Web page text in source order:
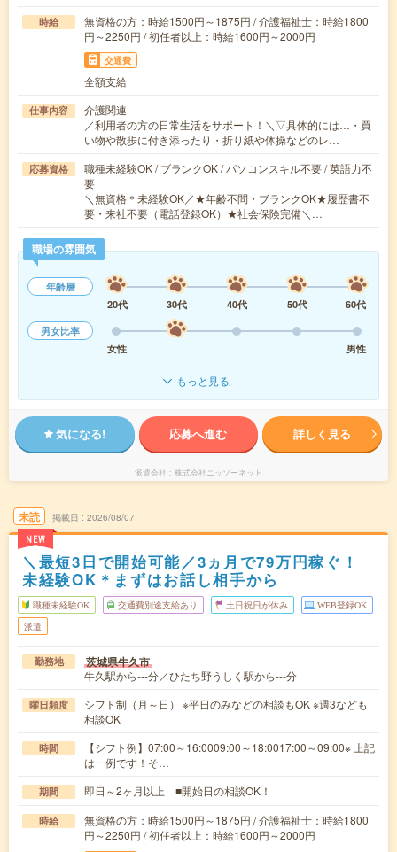
時給
無資格の方：時給1500円～1875円 / 介護福祉士：時給1800
円～2250円 / 初任者以上：時給1600円～2000円
交通費
全額支給
仕事内容
介護関連
／利用者の方の日常生活をサポート！＼▽具体的には…・買
い物や散歩に付き添ったり・折り紙や体操などのレ…
応募資格
職種未経験OK / ブランクOK / パソコンスキル不要 / 英語力不
要
＼無資格＊未経験OK／★年齢不問・ブランクOK★履歴書不
要・来社不要（電話登録OK）★社会保険完備＼…
職場の雰囲気
年齢層
20代
30代 40代 50代
60代
男女比率
女性
男性
もっと見る
気になる! 応募へ進む 詳しく見る
派遣会社 株式会社ニッソーネット
未読
NEW
掲載日 2026/08/07
＼最短3日で開始可能／3ヵ月で79万円稼ぐ！
未経験OK＊まずはお話し相手から
職種未経験OK 交通費別途支給あり 土日祝日が休み WEB登録OK
派遣
勤務地 茨城県牛久市
牛久駅から---分／ひたち野うしく駅から---分
曜日頻度
シフト制（月～日） ※平日のみなどの相談もOK ※週3なども
相談OK
時間
【シフト例】07:00～16:0009:00～18:0017:00～09:00※ 上記
は一例です！そ…
期間 即日～2ヶ月以上 ■開始日の相談OK！
時給
無資格の方：時給1500円～1875円 / 介護福祉士：時給1800
円～2250円 / 初任者以上：時給1600円～2000円